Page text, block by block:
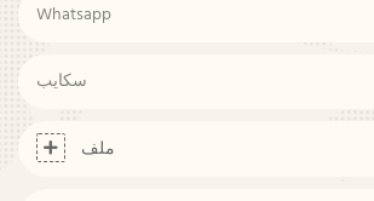
Whatsapp
سكايب
ملف